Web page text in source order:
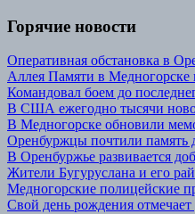
Горячие новости
Оперативная обстановка в
Аллея Памяти в
Командовал боем до
В США ежегодно тысячи
В Медногорске обновили
Оренбуржцы почтили память
В Оренбуржье развивается
Жители Бугуруслана и его
Медногорские полицейские
Свой день рождения